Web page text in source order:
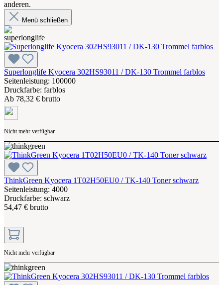
anderen.
Menü schließen
Superlonglife Kyocera 302HS93011 / DK-130 Trommel farblos
Seitenleistung: 100000
Druckfarbe: farblos
Ab 78,32 € brutto
Nicht mehr verfügbar
ThinkGreen Kyocera 1T02H50EU0 / TK-140 Toner schwarz
Seitenleistung: 4000
Druckfarbe: schwarz
54,47 € brutto
Nicht mehr verfügbar